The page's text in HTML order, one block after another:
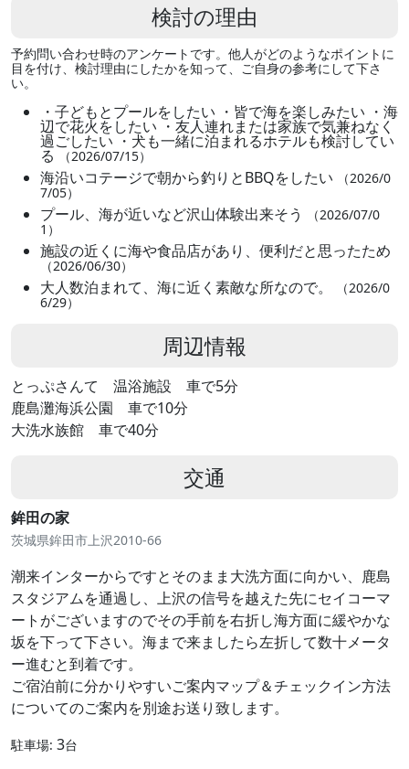
検討の理由
予約問い合わせ時のアンケートです。他人がどのようなポイントに
目を付け、検討理由にしたかを知って、ご自身の参考にして下さ
い。
・子どもとプールをしたい ・皆で海を楽しみたい ・海
辺で花火をしたい ・友人連れまたは家族で気兼ねなく
過ごしたい ・犬も一緒に泊まれるホテルも検討してい
る （2026/07/15）
海沿いコテージで朝から釣りとBBQをしたい
（2026/0
7/05）
プール、海が近いなど沢山体験出来そう
（2026/07/0
1）
施設の近くに海や食品店があり、便利だと思ったため
（2026/06/30）
大人数泊まれて、海に近く素敵な所なので。
（2026/0
6/29）
周辺情報
とっぷさんて 温浴施設 車で5分
鹿島灘海浜公園 車で10分
大洗水族館 車で40分
交通
鉾田の家
茨城県鉾田市上沢2010-66
潮来インターからですとそのまま大洗方面に向かい、鹿島
スタジアムを通過し、上沢の信号を越えた先にセイコーマ
ートがございますのでその手前を右折し海方面に緩やかな
坂を下って下さい。海まで来ましたら左折して数十メータ
ー進むと到着です。
ご宿泊前に分かりやすいご案内マップ＆チェックイン方法
についてのご案内を別途お送り致します。
駐車場: 3台